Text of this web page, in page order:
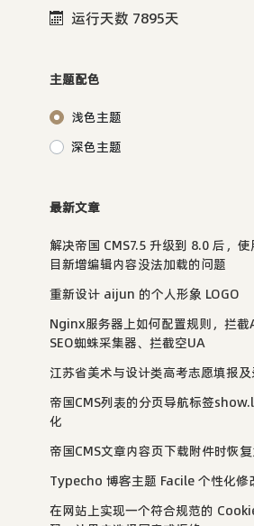
运行天数 7895天
主题配色
浅色主题
深色主题
最新文章
解决帝国 CMS7.5 升级到 8.0 后，
目新增编辑内容没法加载的问题
重新设计 aijun 的个人形象 LOGO
Nginx服务器上如何配置规则，拦截
SEO蜘蛛采集器、拦截空UA
江苏省美术与设计类高考志愿填报
帝国CMS列表的分页导航标签
化
帝国CMS文章内容页下载附件时恢
Typecho 博客主题 Facile 个性化修
在网站上实现一个符合规范的